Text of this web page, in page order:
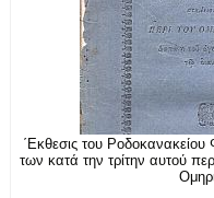
΄Εκθεσις του Ροδοκανακείου
των κατά την τρίτην αυτού